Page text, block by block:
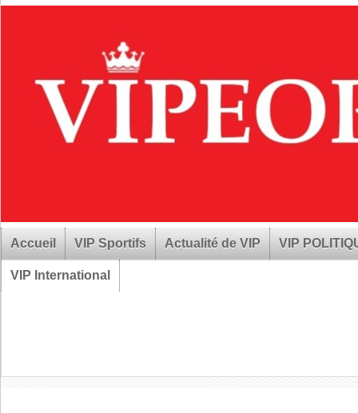
Accueil VIP Sportifs Actualité de VIP VIP
VIP International